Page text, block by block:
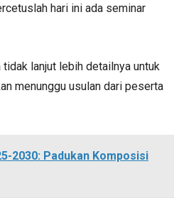
hari ini ada seminar
lanjut lebih detailnya untuk
menunggu usulan dari peserta
2030: Padukan Komposisi